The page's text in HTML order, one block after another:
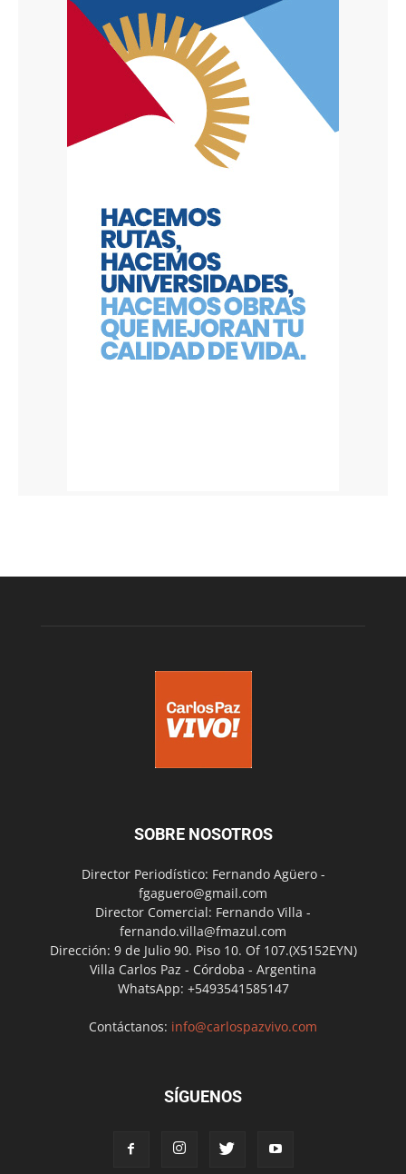
SOBRE NOSOTROS
Director Periodístico: Fernando Agüero -
fgaguero@gmail.com
Director Comercial: Fernando Villa -
fernando.villa@fmazul.com
Dirección: 9 de Julio 90. Piso 10. Of 107.(X5152EYN)
Villa Carlos Paz - Córdoba - Argentina
WhatsApp: +5493541585147
Contáctanos: info@carlospazvivo.com
SÍGUENOS